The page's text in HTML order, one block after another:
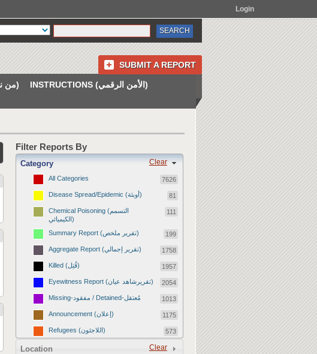
Login
SUBMIT A REPORT
ABOUT US (من نحن)
INSTRUCTIONS (الأمن الرقمي)
Filter Reports By
Clear
Category
All Categories 7626
Disease Spread/Epidemic (أوبئة) 81
Chemical Poisoning (التسمم
الكيميائي)
111
Summary Report (تقرير ملخص) 199
Aggregate Report (تقرير إجمالي) 1758
Killed (قُتِل) 1957
Eyewitness Report (تقريرشاهد عيان) 2054
Missing-مفقود / Detained-مُعتقل 1013
Announcement (إعلان) 1175
Refugees (اللاجئون) 573
1672
Clear
Location